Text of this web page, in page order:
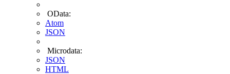
OData:
Atom
JSON
Microdata:
JSON
HTML